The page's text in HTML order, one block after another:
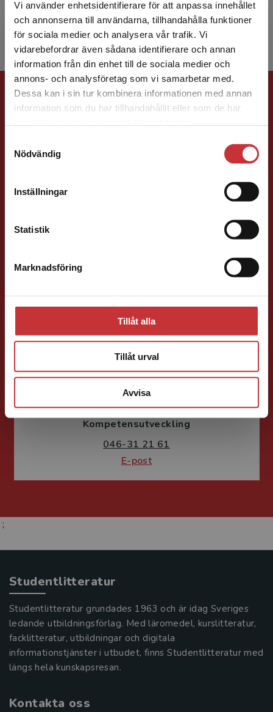
Vi använder enhetsidentifierare för att anpassa innehållet
och annonserna till användarna, tillhandahålla funktioner
för sociala medier och analysera vår trafik. Vi
vidarebefordrar även sådana identifierare och annan
information från din enhet till de sociala medier och
annons- och analysföretag som vi samarbetar med.
Dessa kan i sin tur kombinera informationen med annan
information som du har tillhandahållit eller som de har
Nödvändig
Inställningar
Statistik
Marknadsföring
Tillåt alla
Tillåt urval
Avvisa
Begränsad fraktregion
Det verkar som att du besöker
studentlitteratur.se via en enhet utanför Sverige.
Vi erbjuder inte leveranser utanför Sverige. För
att kunna slutföra ett köp måste
och miljömedicin i Linköping vid
universitetssjukhuset i Linkö...
Förlagskontakt
Susanne Borg-Törn
Förlagskoordinator Kurslitteratur och
Kompetensutveckling
046-31 21 61
E-post
;
Studentlitteratur
Studentlitteratur grundades 1963 och är idag Sveriges
ledande utbildningsförlag. Med läromedel, kurslitteratur,
facklitteratur, utbildningar och digitala
informationstjänster i utbudet, finns Studentlitteratur med
längs hela kunskapsresan.
Kontakta oss